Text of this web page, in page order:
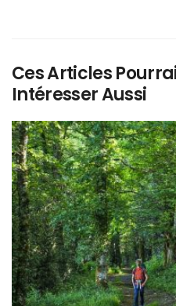
Ces Articles
Intéresser Aussi